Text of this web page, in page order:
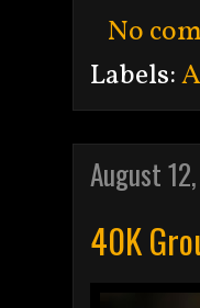
No
Labels:
August
40K